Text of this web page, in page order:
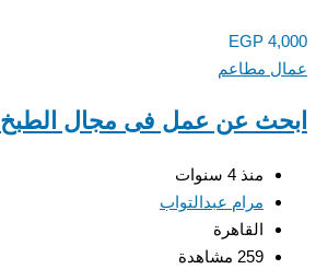
EGP 4,000
عمال مطاعم
ابحث عن عمل فى مجال الطبخ
منذ 4 سنوات
مرام عبدالتواب
القاهرة
259 مشاهدة